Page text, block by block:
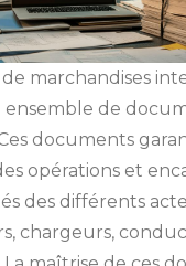
marchandises
ensemble de
documents
opérations et
des différents
chargeurs,